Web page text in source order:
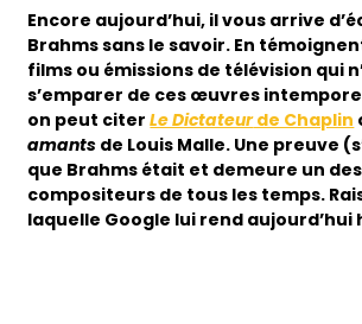
Encore aujourd’hui, il vous arrive
Brahms sans le savoir. En
films ou émissions de télévision qui
s’emparer de ces œuvres
on peut citerLe Dictateurde Chaplin
amants de Louis Malle. Une preuve
que Brahms était et demeure un
compositeurs de tous les temps.
laquelle Google lui rend aujourd’hui